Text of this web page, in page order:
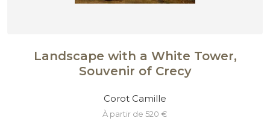
Landscape with a White Tower,
Souvenir of Crecy
Corot Camille
à partir de 520 €